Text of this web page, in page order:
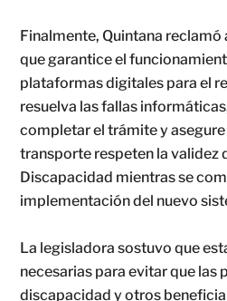
Finalmente, Quintana reclamó
que garantice el
plataformas digitales para el
resuelva las fallas
completar el trámite y
transporte respeten la validez
Discapacidad mientras se
implementación del nuevo
La legisladora sostuvo que
necesarias para evitar que las
discapacidad y otros